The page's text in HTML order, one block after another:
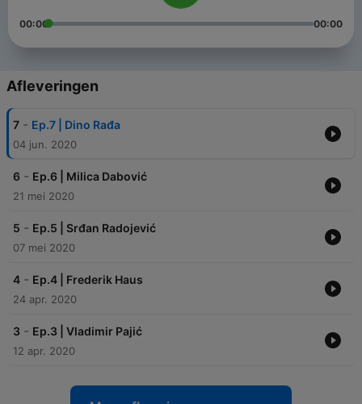
00:00 00:00
Afleveringen
7 - Ep.7 | Dino Rađa
04 jun. 2020
6 - Ep.6 | Milica Dabović
21 mei 2020
5 - Ep.5 | Srđan Radojević
07 mei 2020
4 - Ep.4 | Frederik Haus
24 apr. 2020
3 - Ep.3 | Vladimir Pajić
12 apr. 2020